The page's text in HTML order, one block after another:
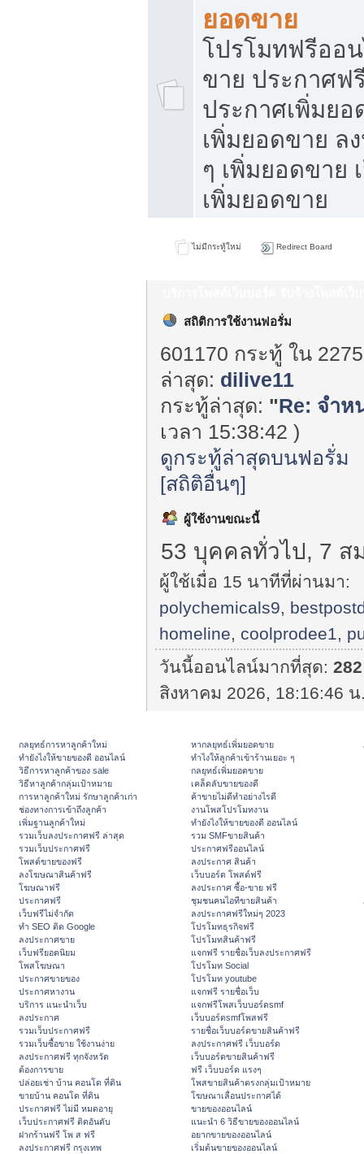
ยอดขาย
โปรโมทฟรีออ
ขาย ประกาศฟ
ประกาศเพิ่มย
เพิ่มยอดขาย ล
ๆ เพิ่มยอดขาย
เพิ่มยอดขาย
ไม่มีกระทู้ใหม่ Redirect Board
สถิติการใช้งานฟอรั่ม
601170 กระทู้ ใน
ล่าสุด: dilive11
กระทู้ล่าสุด: "Re: จำห
เวลา 15:38:42 )
ดูกระทู้ล่าสุดบนฟอรั่ม
[สถิติอื่นๆ]
ผู้ใช้งานขณะนี้
53 บุคคลทั่วไป, 7 ส
ผู้ใช้เมื่อ 15 นาทีที่ผ่านมา:
polychemicals9,
homeline, coolprodee1,
วันนี้ออนไลน์มากที่สุด:282
สิงหาคม 2026, 18:16:46 น
กลยุทธ์การหาลูกค้าใหม่
ทํายังไงให้ขายของดี ออนไลน์
วิธีการหาลูกค้าของ sale
วิธีหาลูกค้ากลุ่มเป้าหมาย
การหาลูกค้าใหม่ รักษาลูกค้าเก่า
ช่องทางการเข้าถึงลูกค้า
เพิ่มฐานลูกค้าใหม่
รวมเว็บลงประกาศฟรี ล่าสุด
รวมเว็บประกาศฟรี
โพสต์ขายของฟรี
ลงโฆษณาสินค้าฟรี
โฆษณาฟรี
ประกาศฟรี
เว็บฟรีไม่จำกัด
ทำ SEO ติด Google
ลงประกาศขาย
เว็บฟรียอดนิยม
โพสโฆษณา
ประกาศขายของ
ประกาศหางาน
บริการ แนะนำเว็บ
ลงประกาศ
รวมเว็บประกาศฟรี
รวมเว็บซื้อขาย ใช้งานง่าย
ลงประกาศฟรี ทุกจังหวัด
ต้องการขาย
ปล่อยเช่า บ้าน คอนโด ที่ดิน
ขายบ้าน คอนโด ที่ดิน
ประกาศฟรี ไม่มี หมดอายุ
เว็บประกาศฟรี ติดอันดับ
ฝากร้านฟรี โพ ส ฟรี
ลงประกาศฟรี กรุงเทพ
หากลยุทธ์เพิ่มยอดขาย
ทําไงให้ลูกค้าเข้าร้านเยอะ ๆ
กลยุทธ์เพิ่มยอดขาย
เคล็ดลับขายของดี
ค้าขายไม่ดีทำอย่างไรดี
งานโพสโปรโมทงาน
ทํายังไงให้ขายของดี ออนไลน์
รวม SMFขายสินค้า
ประกาศฟรีออนไลน์
ลงประกาศ สินค้า
เว็บบอร์ด โพสต์ฟรี
ลงประกาศ ซื้อ-ขาย ฟรี
ชุมชนคนไอทีขายสินค้า
ลงประกาศฟรีใหม่ๆ 2023
โปรโมทธุรกิจฟรี
โปรโมทสินค้าฟรี
แจกฟรี รายชื่อเว็บลงประกาศฟรี
โปรโมท Social
โปรโมท youtube
แจกฟรี รายชื่อเว็บ
แจกฟรีโพสเว็บบอร์ดsmf
เว็บบอร์ดsmfโพสฟรี
รายชื่อเว็บบอร์ดขายสินค้าฟรี
ลงประกาศฟรี เว็บบอร์ด
เว็บบอร์ดขายสินค้าฟรี
ฟรี เว็บบอร์ด แรงๆ
โพสขายสินค้าตรงกลุ่มเป้าหมาย
โฆษณาเลื่อนประกาศได้
ขายของออนไลน์
แนะนำ 6 วิธีขายของออนไลน์
อยากขายของออนไลน์
เริ่มต้นขายของออนไลน์